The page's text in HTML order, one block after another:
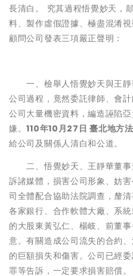
長清白。 究其過程悟覺妙天，
料、製作虛假證據、極盡混淆
顧問公司發表三項嚴正聲明：
一、檢舉人悟覺妙天與王靜
公司過程，竟然委託律師、會
公司大量機密資料，編造誣陷
嫌。110年10月27日 臺北地方
給公司及關係人清白和公道。
二、悟覺妙天、王靜華董事
訴諸媒體，損害公司形象、妨
司全體配合協助法院調查，釐
各家銀行、合作軟體大廠、系
的大股東黃弘仁、楊岐、前董
意。有關造成公司流失的合約
的巨額損失和傷害。公司已經
罪等告訴，一定要求損害賠償。